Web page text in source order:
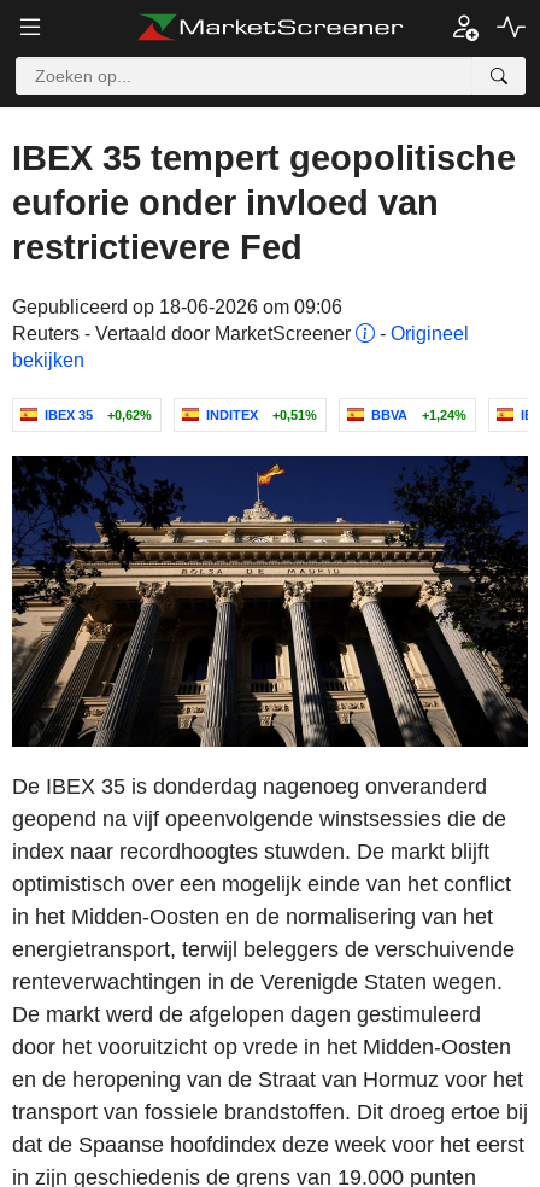
IBEX 35 tempert geopolitische
euforie onder invloed van
restrictievere Fed
Gepubliceerd op 18-06-2026 om 09:06
Reuters - Vertaald door MarketScreener
- Origineel
bekijken
IBEX 35 +0,62% INDITEX +0,51% BBVA +1,24%
De IBEX 35 is donderdag nagenoeg onveranderd
geopend na vijf opeenvolgende winstsessies die de
index naar recordhoogtes stuwden. De markt blijft
optimistisch over een mogelijk einde van het conflict
in het Midden-Oosten en de normalisering van het
energietransport, terwijl beleggers de verschuivende
renteverwachtingen in de Verenigde Staten wegen.
De markt werd de afgelopen dagen gestimuleerd
door het vooruitzicht op vrede in het Midden-Oosten
en de heropening van de Straat van Hormuz voor het
transport van fossiele brandstoffen. Dit droeg ertoe bij
dat de Spaanse hoofdindex deze week voor het eerst
in zijn geschiedenis de grens van 19.000 punten